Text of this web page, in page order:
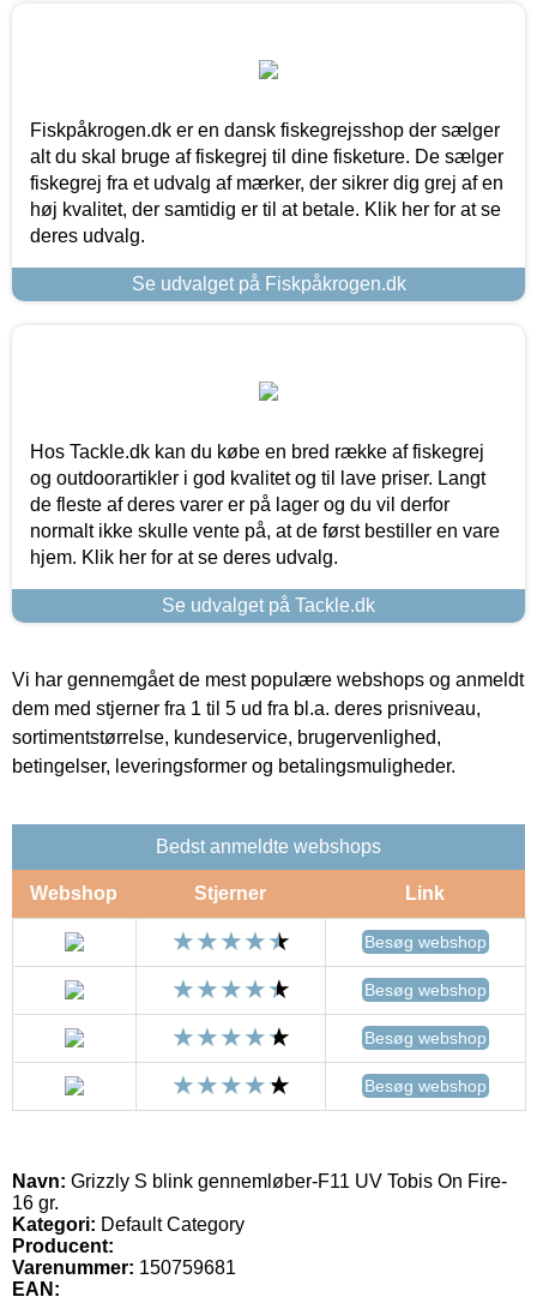
Fiskpåkrogen.dk er en dansk fiskegrejsshop der sælger
alt du skal bruge af fiskegrej til dine fisketure. De sælger
fiskegrej fra et udvalg af mærker, der sikrer dig grej af en
høj kvalitet, der samtidig er til at betale. Klik her for at se
deres udvalg.
Se udvalget på Fiskpåkrogen.dk
Hos Tackle.dk kan du købe en bred række af fiskegrej
og outdoorartikler i god kvalitet og til lave priser. Langt
de fleste af deres varer er på lager og du vil derfor
normalt ikke skulle vente på, at de først bestiller en vare
hjem. Klik her for at se deres udvalg.
Se udvalget på Tackle.dk
Vi har gennemgået de mest populære webshops og anmeldt
dem med stjerner fra 1 til 5 ud fra bl.a. deres prisniveau,
sortimentstørrelse, kundeservice, brugervenlighed,
betingelser, leveringsformer og betalingsmuligheder.
Bedst anmeldte webshops
Webshop Stjerner Link
Besøg webshop
Besøg webshop
Besøg webshop
Besøg webshop
Navn: Grizzly S blink gennemløber-F11 UV Tobis On Fire-
16 gr.
Kategori: Default Category
Producent:
Varenummer: 150759681
EAN: